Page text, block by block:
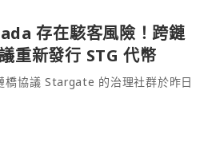
存在駭客風險！跨鏈
重新發行 STG 代幣
協議 Stargate 的治理社群於昨日